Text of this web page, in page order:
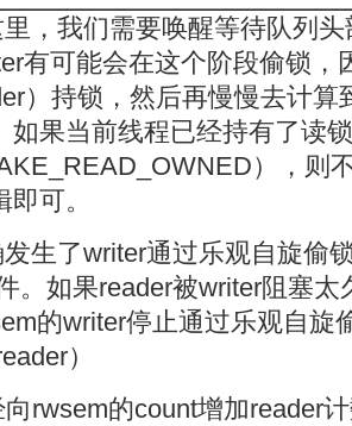
，我们需要唤醒等待队列
有可能会在这个阶段偷锁，
）持锁，然后再慢慢去计算
如果当前线程已经持有了读
），则
可。
生了writer通过乐观自旋偷
。如果reader被writer阻塞
的writer停止通过乐观自旋
）
rwsem的count增加reader